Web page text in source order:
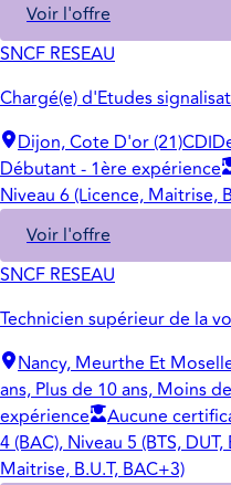
Voir l'offre
SNCF RESEAU
Chargé(e) d'Etudes
Dijon, Cote D'or (21)CDI
Débutant - 1ère expérience
Niveau 6 (Licence, Maitrise,
Voir l'offre
SNCF RESEAU
Technicien supérieur de la
Nancy, Meurthe Et
ans, Plus de 10 ans, Moins
expérience
Aucune
4 (BAC), Niveau 5 (BTS,
Maitrise, B.U.T, BAC+3)